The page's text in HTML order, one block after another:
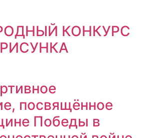
КОНКУРС
посвящённое
Победы в